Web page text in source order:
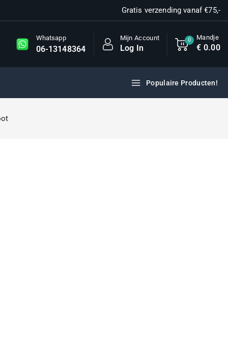
Gratis verzending vanaf €75,-
Whatsapp
06-13148364
Mijn Account
Log In
0 Mandje
€ 0.00
Populaire Producten!